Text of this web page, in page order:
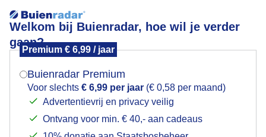
Welkom bij Buienradar, hoe wil je verder
gaan?
Premium € 6,99 / jaar
Buienradar Premium
Voor slechts € 6,99 per jaar (€ 0,58 per maand)
Advertentievrij en privacy veilig
Ontvang voor min. € 40,- aan cadeaus
natte boel
Mogen we je locatie gebruiken voor het
Indien je hier nog geen akkoord op hebt gegeven,
verschijnt er zo een pop-up uit je browser waarin